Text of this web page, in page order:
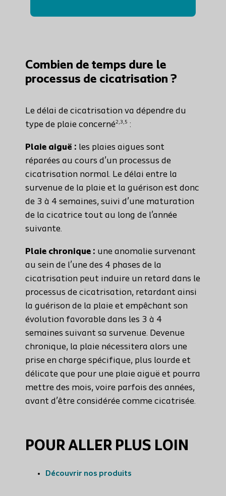
Combien de temps dure le
processus de cicatrisation ?
Le délai de cicatrisation va dépendre du
type de plaie concerné2,3,5 :
Plaie aiguë : les plaies aigues sont
réparées au cours d’un processus de
cicatrisation normal. Le délai entre la
survenue de la plaie et la guérison est donc
de 3 à 4 semaines, suivi d’une maturation
de la cicatrice tout au long de l’année
suivante.
Plaie chronique : une anomalie survenant
au sein de l’une des 4 phases de la
cicatrisation peut induire un retard dans le
processus de cicatrisation, retardant ainsi
la guérison de la plaie et empêchant son
évolution favorable dans les 3 à 4
semaines suivant sa survenue. Devenue
chronique, la plaie nécessitera alors une
prise en charge spécifique, plus lourde et
délicate que pour une plaie aiguë et pourra
mettre des mois, voire parfois des années,
avant d’être considérée comme cicatrisée.
POUR ALLER PLUS LOIN
Découvrir nos produits